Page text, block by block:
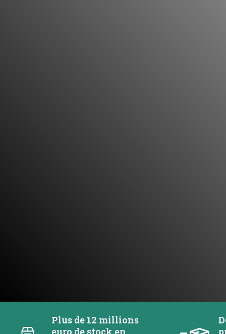
Plus de 12 millions